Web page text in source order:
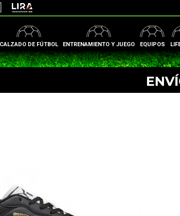
CALZADO DE FÚTBOL ENTRENAMIENTO Y JUEGO EQUIPOS
Lira